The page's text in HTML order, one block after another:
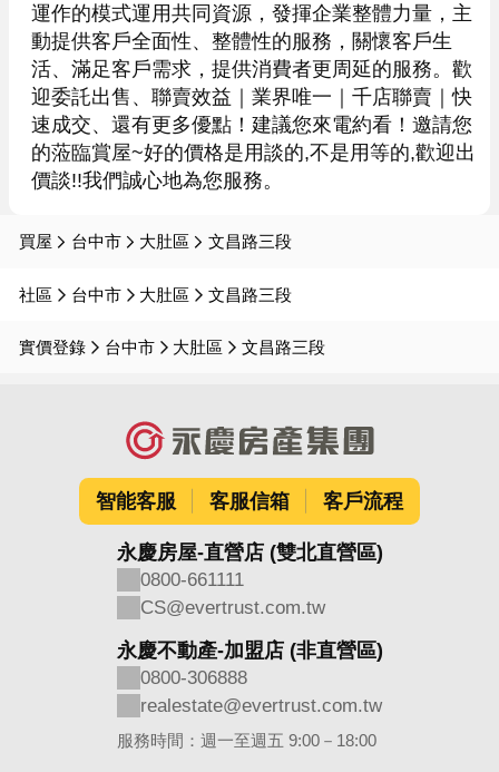
運作的模式運用共同資源，發揮企業整體力量，主
動提供客戶全面性、整體性的服務，關懷客戶生
活、滿足客戶需求，提供消費者更周延的服務。歡
迎委託出售、聯賣效益｜業界唯一｜千店聯賣｜快
速成交、還有更多優點！建議您來電約看！邀請您
的蒞臨賞屋~好的價格是用談的,不是用等的,歡迎出
價談!!我們誠心地為您服務。
買屋 台中市 大肚區 文昌路三段
社區 台中市 大肚區 文昌路三段
實價登錄 台中市 大肚區 文昌路三段
智能客服 客服信箱 客戶流程
永慶房屋-直營店 (雙北直營區)
0800-661111
CS@evertrust.com.tw
永慶不動產-加盟店 (非直營區)
0800-306888
realestate@evertrust.com.tw
服務時間：週一至週五 9:00－18:00